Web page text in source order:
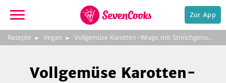
zur
Startseite
Zur App
Rezepte Vegan Vollgemüse Karotten-Wraps mit Streichgenuss und Kichererbsen
Foto:Beetgold
Vollgemüse Karotten-